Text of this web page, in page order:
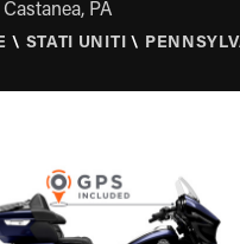
PA
\ STATI UNITI \
SPECIFICHE DELLA MOTO